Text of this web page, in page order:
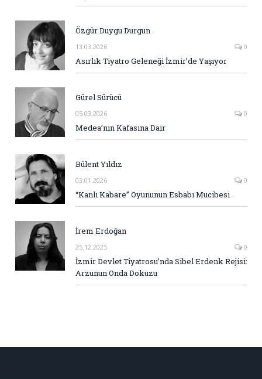
Özgür Duygu Durgun
13.03.2026 0
Asırlık Tiyatro Geleneği İzmir’de Yaşıyor
Gürel Sürücü
05.03.2026 0
Medea’nın Kafasına Dair
Bülent Yıldız
03.01.2026 0
“Kanlı Kabare” Oyununun Esbabı Mucibesi
İrem Erdoğan
25.12.2025 0
İzmir Devlet Tiyatrosu’nda Sibel Erdenk Rejisi:
Arzunun Onda Dokuzu